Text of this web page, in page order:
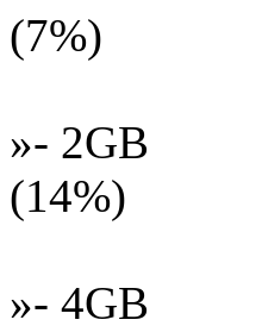
(7%)
»- 2GB
(14%)
»- 4GB